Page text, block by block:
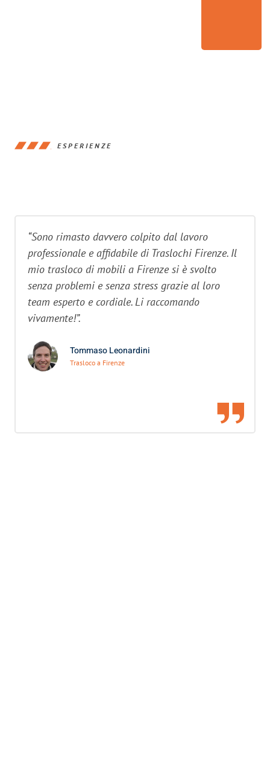
ESPERIENZE
“Sono rimasto davvero colpito dal lavoro
professionale e affidabile di Traslochi Firenze. Il
mio trasloco di mobili a Firenze si è svolto
senza problemi e senza stress grazie al loro
team esperto e cordiale. Li raccomando
vivamente!”.
Tommaso Leonardini
Trasloco a Firenze